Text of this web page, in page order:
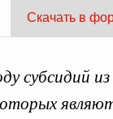
Скачать в
субсидий
Сельское